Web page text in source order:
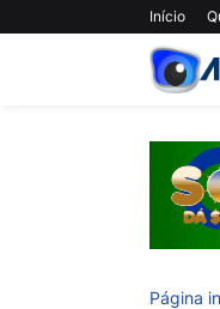
Início
Página